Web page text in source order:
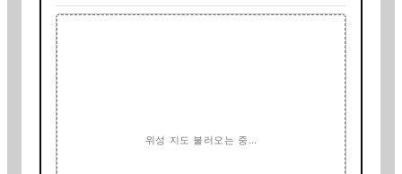
위성 지도 불러오는 중…